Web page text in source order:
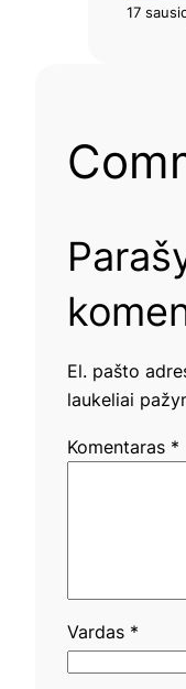
17
El. pašto
laukeliai
Komentaras *
Vardas *